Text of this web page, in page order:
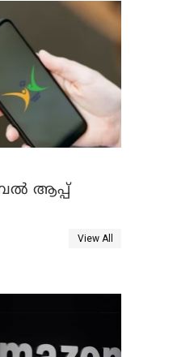
View All